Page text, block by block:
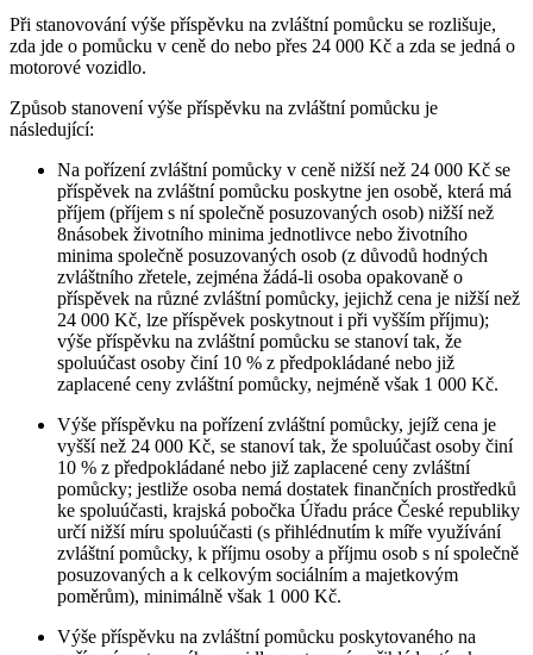
Při stanovování výše příspěvku na zvláštní pomůcku se rozlišuje,
zda jde o pomůcku v ceně do nebo přes 24 000 Kč a zda se jedná o
motorové vozidlo.
Způsob stanovení výše příspěvku na zvláštní pomůcku je
následující:
Na pořízení zvláštní pomůcky v ceně nižší než 24 000 Kč se
příspěvek na zvláštní pomůcku poskytne jen osobě, která má
příjem (příjem s ní společně posuzovaných osob) nižší než
8násobek životního minima jednotlivce nebo životního
minima společně posuzovaných osob (z důvodů hodných
zvláštního zřetele, zejména žádá-li osoba opakovaně o
příspěvek na různé zvláštní pomůcky, jejichž cena je nižší než
24 000 Kč, lze příspěvek poskytnout i při vyšším příjmu);
výše příspěvku na zvláštní pomůcku se stanoví tak, že
spoluúčast osoby činí 10 % z předpokládané nebo již
zaplacené ceny zvláštní pomůcky, nejméně však 1 000 Kč.
Výše příspěvku na pořízení zvláštní pomůcky, jejíž cena je
vyšší než 24 000 Kč, se stanoví tak, že spoluúčast osoby činí
10 % z předpokládané nebo již zaplacené ceny zvláštní
pomůcky; jestliže osoba nemá dostatek finančních prostředků
ke spoluúčasti, krajská pobočka Úřadu práce České republiky
určí nižší míru spoluúčasti (s přihlédnutím k míře využívání
zvláštní pomůcky, k příjmu osoby a příjmu osob s ní společně
posuzovaných a k celkovým sociálním a majetkovým
poměrům), minimálně však 1 000 Kč.
Výše příspěvku na zvláštní pomůcku poskytovaného na